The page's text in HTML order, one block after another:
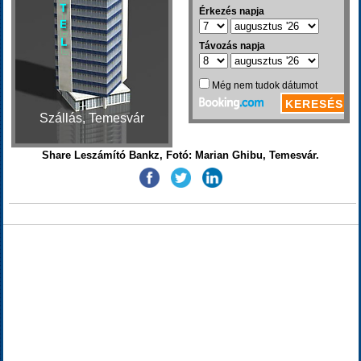
Szállás, Temesvár
Share Leszámító Bankz, Fotó: Marian Ghibu, Temesvár.